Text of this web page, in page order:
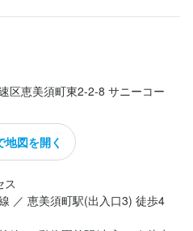
区恵美須町東2-2-8 サニーコー
地図を開く
ス
／ 恵美須町駅(出入口3) 徒歩4